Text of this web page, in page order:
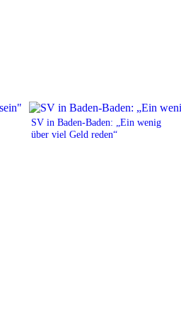
SV in Baden-Baden: „Ein wenig
über viel Geld reden“